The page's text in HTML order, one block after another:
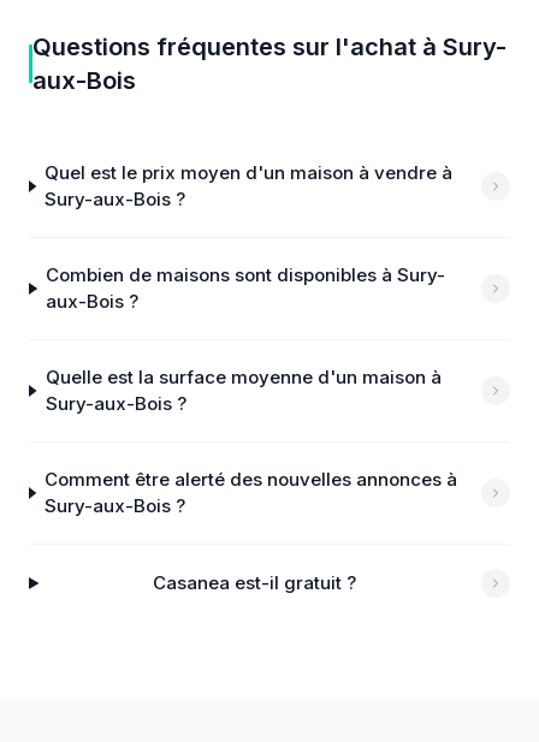
Questions fréquentes sur l'achat àSury-
aux-Bois
Quel est le prix moyen d'un maison à vendre à
Sury-aux-Bois ?
Combien de maisons sont disponibles à Sury-
aux-Bois ?
Quelle est la surface moyenne d'un maison à
Sury-aux-Bois ?
Comment être alerté des nouvelles annonces à
Sury-aux-Bois ?
Casanea est-il gratuit ?